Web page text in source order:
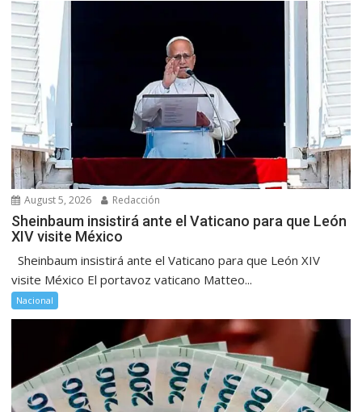
August 5, 2026 Redacción
Sheinbaum insistirá ante el Vaticano para que León
XIV visite México
Sheinbaum insistirá ante el Vaticano para que León XIV
visite México El portavoz vaticano Matteo...
Nacional